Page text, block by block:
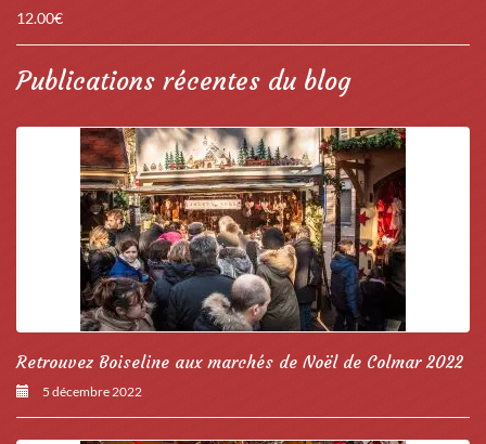
12.00€
Publications récentes du blog
Retrouvez Boiseline aux marchés de Noël de Colmar 2022
5 décembre 2022